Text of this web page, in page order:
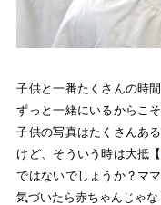
子供と一番たくさんの時
ずっと一緒にいるからこ
子供の写真はたくさんあ
けど、そういう時は大抵【
ではないでしょうか？マ
気づいたら赤ちゃんじゃな